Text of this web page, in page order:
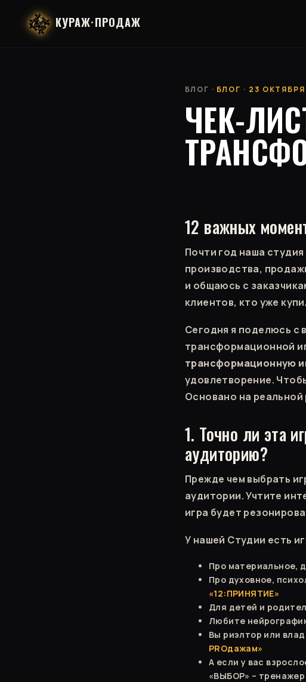
КУРАЖ·ПРОДАЖ
БЛОГ · БЛОГ · 23
ЧЕК-
12 важных
Почти год наша
производства,
и общаюсь с
клиентов, кто уже
Сегодня я поделюсь с
трансформационной
трансформационную
удовлетворение.
Основано на реальной
1. Точно ли эта
аудиторию?
Прежде чем выбрать
аудитории. Учтите
игра будет
У нашей Студии есть
Про материальное,
Про духовное,
«12:ПРИНЯТИЕ»
Для детей и
Любите
Вы риэлтор или
PROдажам»
А если у вас
«ВЫБОР» –